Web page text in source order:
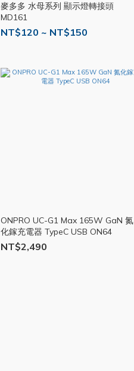
麥多多 水母系列 顯示燈轉接頭
MD161
NT$120 ~ NT$150
ONPRO UC-G1 Max 165W GaN 氮
化鎵充電器 TypeC USB ON64
NT$2,490